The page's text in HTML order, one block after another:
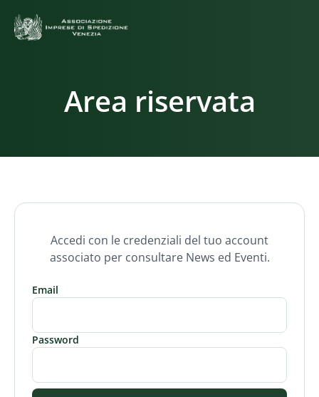
Area riservata
Accedi con le credenziali del tuo account
associato per consultare News ed Eventi.
Email
Password